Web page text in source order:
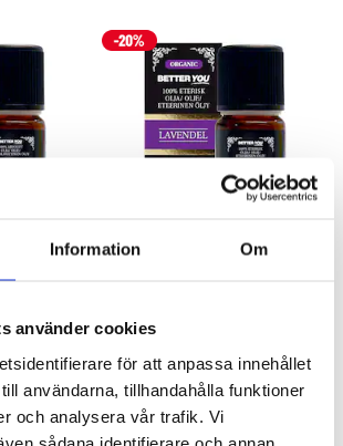
Information Om
använder cookies
för att anpassa innehållet
användarna, tillhandahålla funktioner
och analysera vår trafik. Vi
sådana identifierare och annan
LÄGG I VARUKORGEN